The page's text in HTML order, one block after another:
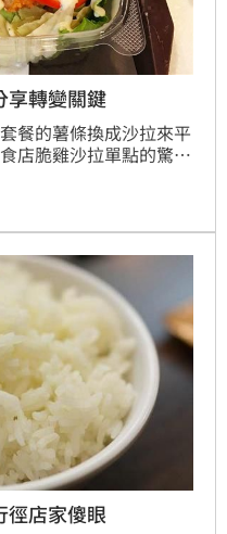
享轉變關鍵
餐的薯條換成沙拉來平
店脆雞沙拉單點的驚人
店家傻眼